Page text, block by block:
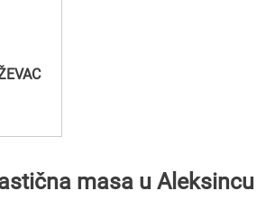
masa u Aleksincu